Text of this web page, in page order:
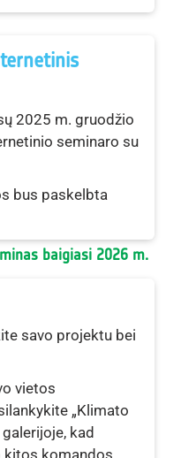
2025 m. gruodžio
seminaro su
bus paskelbta
baigiasi 2026 m.
savo projektu bei
vietos
„Klimato
kad